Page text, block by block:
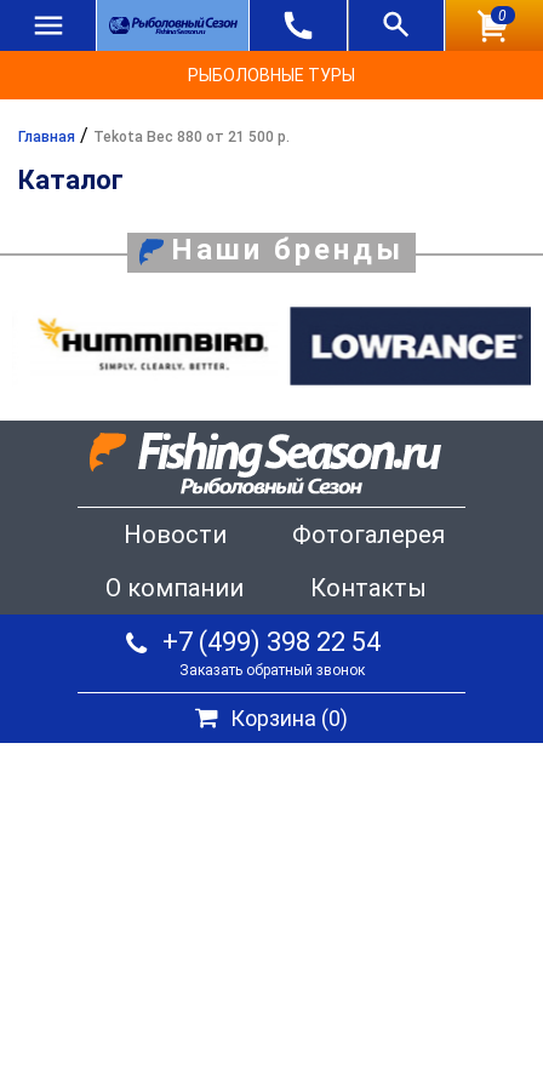
0
РЫБОЛОВНЫЕ ТУРЫ
Главная / Tekota Вес 880 от 21 500 р.
Каталог
Наши бренды
Новости
Фотогалерея
О компании
Контакты
+7 (499) 398 22 54
Заказать обратный звонок
Корзина (0)